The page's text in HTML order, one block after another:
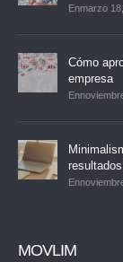
Enmarzo
Cómo
empresa
MOVLIM